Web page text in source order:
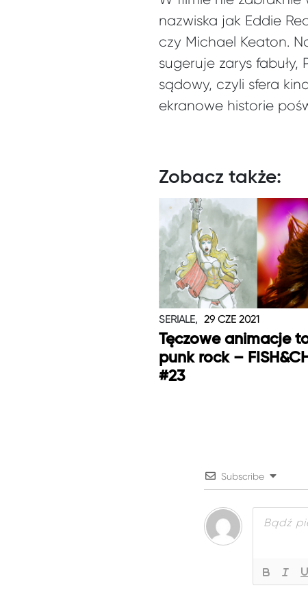
nazwiska jak Eddie
czy Michael Keaton.
sugeruje zarys
sądowy, czyli sfera
ekranowe historie
Zobacz także:
SERIALE, 29 CZE 2021
Tęczowe animacje
punk rock –
#23
Subscribe